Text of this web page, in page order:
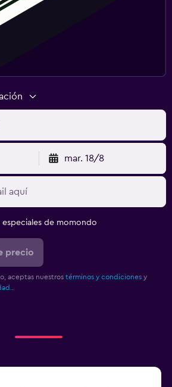
mar. 18/8
especiales de momondo
precio
aceptas nuestros términos y condiciones y